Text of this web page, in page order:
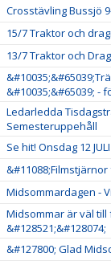
Crosstävling Bussjö
15/7 Traktor och
13/7 Traktor och
&#10035;&#65039; -
Ledarledda
Semesteruppehåll
Se hit! Onsdag 12
Midsommardagen -
Midsommar är väl
&#128521;&#128074;
&#127800; Glad